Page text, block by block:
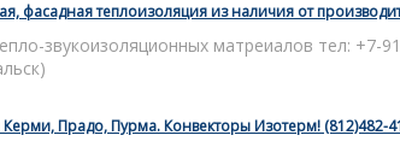
фасадная теплоизоляция из наличия от
звукоизоляционных матреиалов тел: +7-
Прадо, Пурма. Конвекторы Изотерм! (812)482-